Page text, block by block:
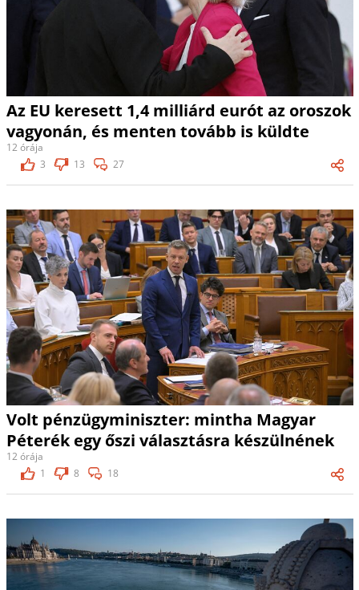
Az EU keresett 1,4 milliárd eurót az oroszok
vagyonán, és menten tovább is küldte
12 órája
3
13 27
Volt pénzügyminiszter: mintha Magyar
Péterék egy őszi választásra készülnének
12 órája
1
8 18